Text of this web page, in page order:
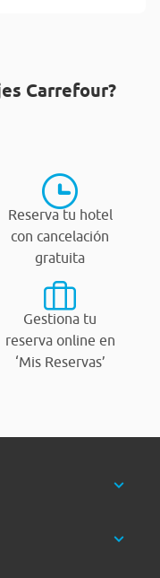
Carrefour?
Reserva tu hotel
con cancelación
gratuita
Gestiona tu
reserva online en
‘Mis Reservas’